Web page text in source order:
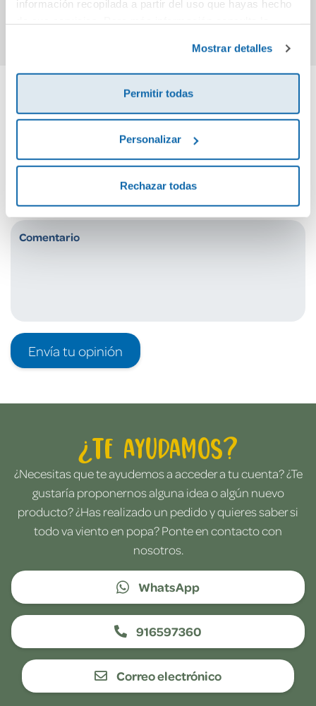
información recopilada a partir del uso que hayas hecho
Mostrar detalles
Permitir todas
Personalizar
Rechazar todas
Comprar Comprar
Cuéntanos tu opinión
¡Sé el primero en valorar este producto!
Debes iniciar sesión para poder valorarlo
Envía tu opinión
¿Te ayudamos?
¿Necesitas que te ayudemos a acceder a tu cuenta? ¿Te
gustaría proponernos alguna idea o algún nuevo
producto? ¿Has realizado un pedido y quieres saber si
todo va viento en popa? Ponte en contacto con
nosotros.
WhatsApp
916597360
Correo electrónico